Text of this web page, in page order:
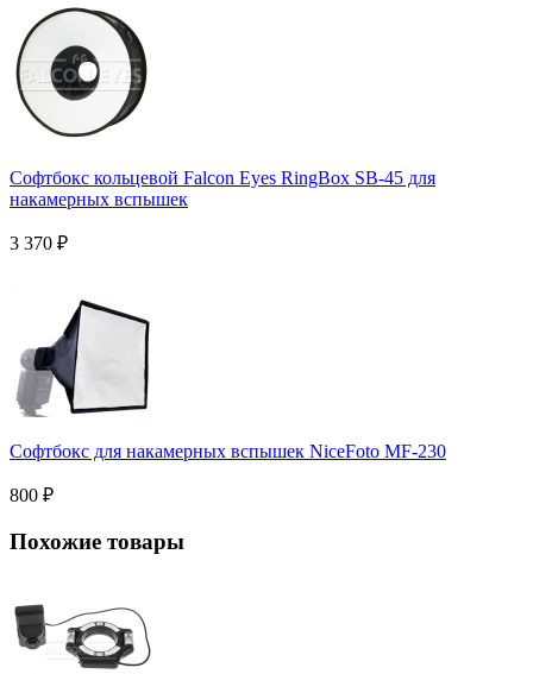
Софтбокс кольцевой Falcon Eyes RingBox SB-45 для
накамерных вспышек
3 370 ₽
Софтбокс для накамерных вспышек NiceFoto MF-230
800 ₽
Похожие товары